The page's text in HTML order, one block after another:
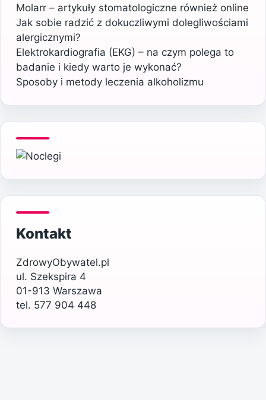
Molarr – artykuły stomatologiczne również online
Jak sobie radzić z dokuczliwymi dolegliwościami
alergicznymi?
Elektrokardiografia (EKG) – na czym polega to
badanie i kiedy warto je wykonać?
Sposoby i metody leczenia alkoholizmu
Kontakt
ZdrowyObywatel.pl
ul. Szekspira 4
01-913 Warszawa
tel. 577 904 448